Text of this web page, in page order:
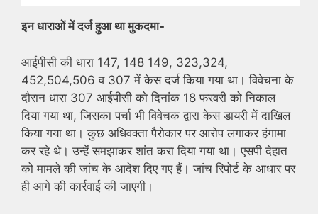
इन धाराओं में दर्ज हुआ था मुकदमा-
आईपीसी की धारा 147, 148 149, 323,324,
452,504,506 व 307 में केस दर्ज किया गया था। विवेचना के
दौरान धारा 307 आईपीसी को दिनांक 18 फरवरी को निकाल
दिया गया था, जिसका पर्चा भी विवेचक द्वारा केस डायरी में दाखिल
किया गया था। कुछ अधिवक्ता पैरोकार पर आरोप लगाकर हंगामा
कर रहे थे। उन्हें समझाकर शांत करा दिया गया था। एसपी देहात
को मामले की जांच के आदेश दिए गए हैं। जांच रिपोर्ट के आधार पर
ही आगे की कार्रवाई की जाएगी।